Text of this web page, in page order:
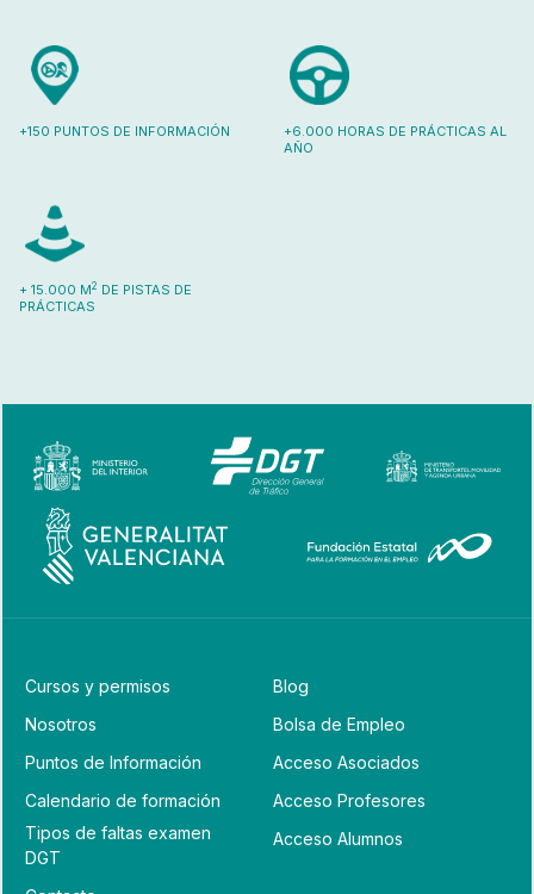
+150 PUNTOS DE INFORMACIÓN
+6.000 HORAS DE PRÁCTICAS AL
AÑO
+ 15.000 M2 DE PISTAS DE
PRÁCTICAS
Cursos y permisos
Nosotros
Puntos de Información
Calendario de formación
Tipos de faltas examen
DGT
Blog
Bolsa de Empleo
Acceso Asociados
Acceso Profesores
Acceso Alumnos